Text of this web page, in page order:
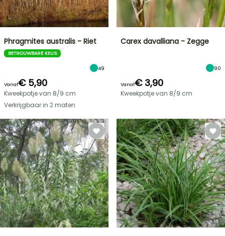
Phragmites australis - Riet
BETROUWBARE KEUS
49
Vanaf€ 5,90
Kweekpotje van 8/9 cm
Verkrijgbaar in 2 maten
Carex davalliana - Zegge
90
Vanaf€ 3,90
Kweekpotje van 8/9 cm